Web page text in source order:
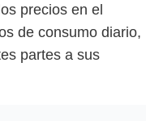
precios en el
de consumo diario,
partes a sus